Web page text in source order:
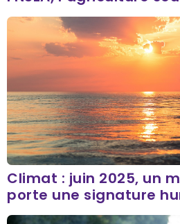
Climat : juin 2025, un
porte une signature